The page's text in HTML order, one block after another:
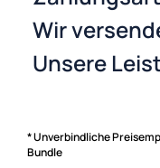
* Unverbindliche
Bundle